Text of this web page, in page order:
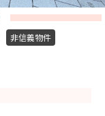
非信義物件